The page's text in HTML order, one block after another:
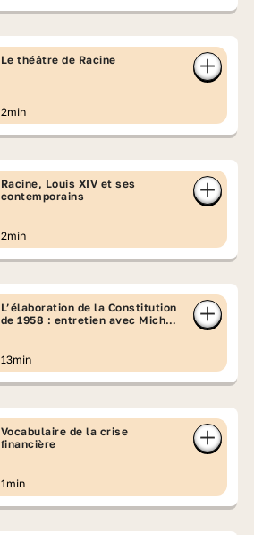
Le théâtre de Racine
2min
Racine, Louis XIV et ses
contemporains
2min
L’élaboration de la Constitution
de 1958 : entretien avec Michel
13min
Vocabulaire de la crise
financière
1min